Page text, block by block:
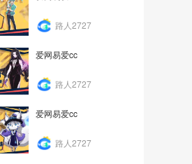
路人2727
爱网易爱cc
路人2727
爱网易爱cc
路人2727